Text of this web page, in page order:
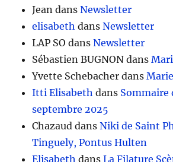
Jean dansNewsletter
elisabeth dansNewsletter
LAP SO dansNewsletter
Sébastien BUGNON dans
Yvette Schebacher dans
Itti Elisabeth dans Sommaire
septembre 2025
Chazaud dansNiki de Saint
Tinguely, Pontus Hulten
Elisabeth dansLa Filature